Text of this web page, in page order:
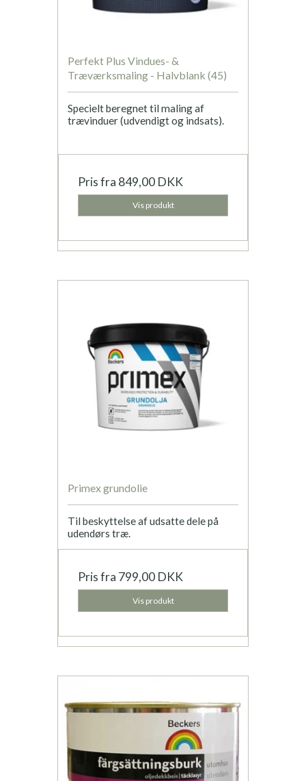
Perfekt Plus Vindues- &
Træværksmaling - Halvblank (45)
Specielt beregnet til maling af
trævinduer (udvendigt og indsats).
Pris fra 849,00 DKK
Vis produkt
Primex grundolie
Til beskyttelse af udsatte dele på
udendørs træ.
Pris fra 799,00 DKK
Vis produkt